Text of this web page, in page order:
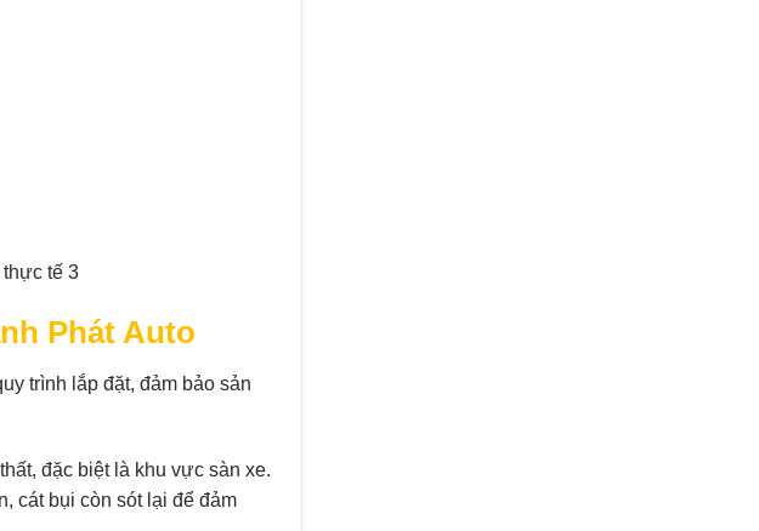
Phát Auto
trình lắp đặt, đảm bảo sản
đặc biệt là khu vực sàn xe.
cát bụi còn sót lại để đảm